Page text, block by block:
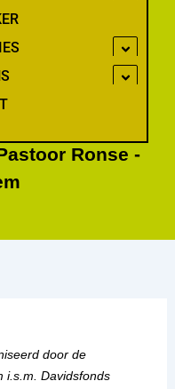
Ronse -
door de
i.s.m. Davidsfonds